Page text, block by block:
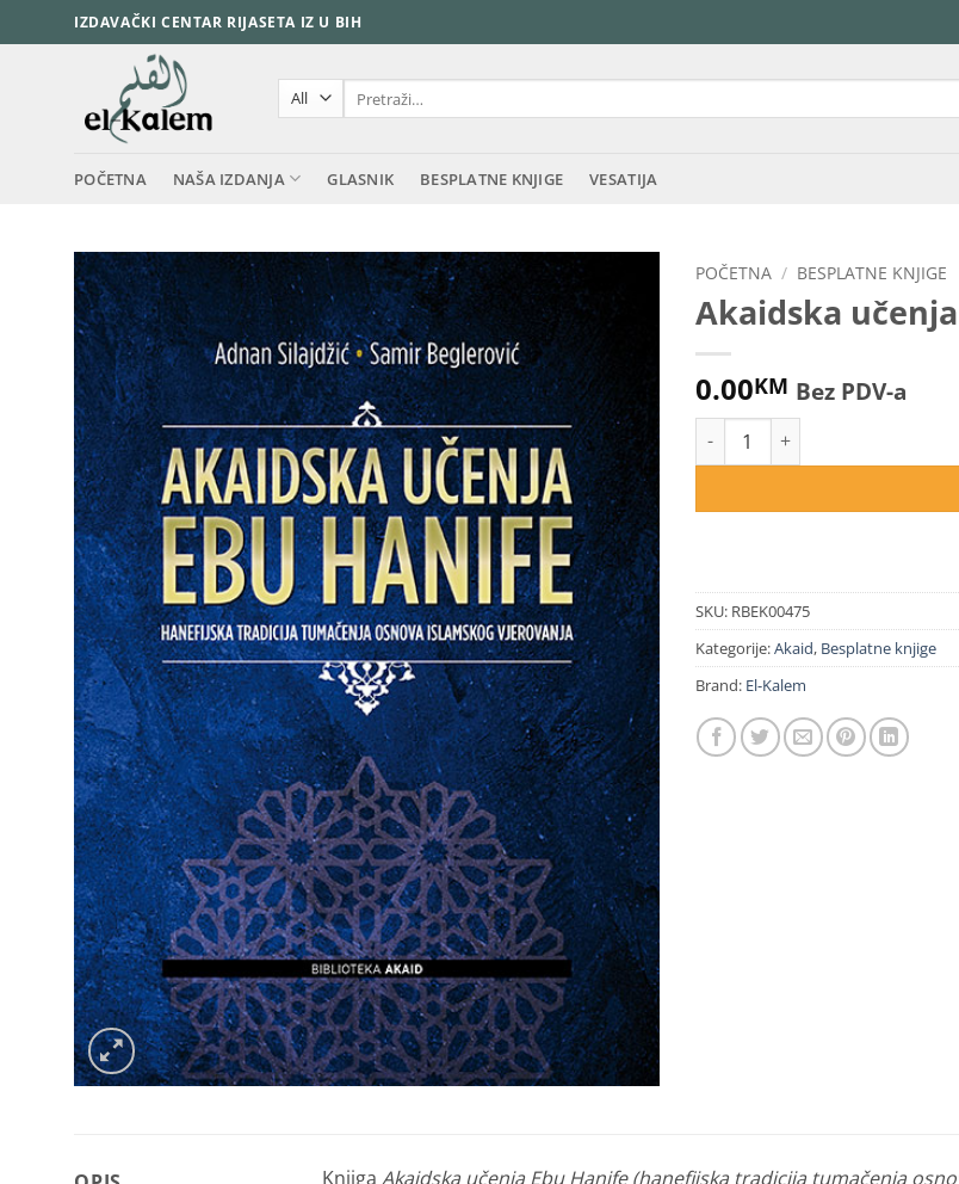
to
IZDAVAČKI CENTAR RIJASETA IZ U BIH
POČETNA NAŠA IZDANJA GLASNIK BESPLATNE KNJIGE VESATIJA
POČETNA / BESPLATNE KNJIGE
Akaidska
0.00KM Bez PDV-a
Akaidska učenja Ebu Hanife
SKU: RBEK00475
Kategorije:Akaid, Besplatne knjige
Brand: El-Kalem
KnjigaAkaidska učenja Ebu Hanife (hanefijska tradicija tumačenja